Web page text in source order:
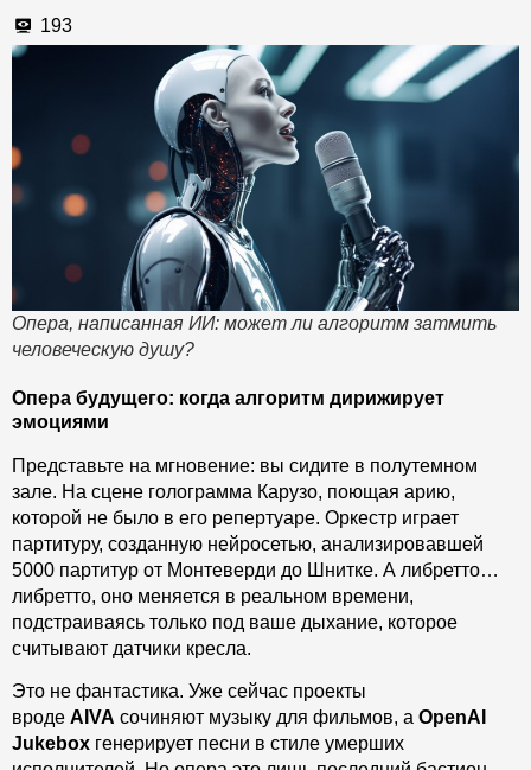
193
Опера, написанная ИИ: может ли алгоритм затмить
человеческую душу?
Опера будущего: когда алгоритм дирижирует
эмоциями
Представьте на мгновение: вы сидите в полутемном
зале. На сцене голограмма Карузо, поющая арию,
которой не было в его репертуаре. Оркестр играет
партитуру, созданную нейросетью, анализировавшей
5000 партитур от Монтеверди до Шнитке. А либретто…
либретто, оно меняется в реальном времени,
подстраиваясь только под ваше дыхание, которое
считывают датчики кресла.
Это не фантастика. Уже сейчас проекты
вроде AIVA сочиняют музыку для фильмов, а OpenAI
Jukebox генерирует песни в стиле умерших